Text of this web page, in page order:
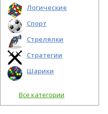
Логические
Спорт
Стрелялки
Стратегии
Шарики
Все категории